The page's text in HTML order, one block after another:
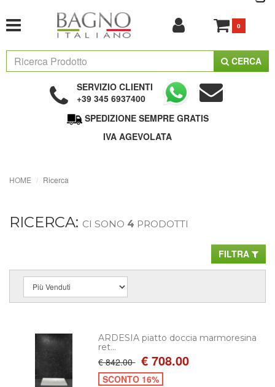
0
CERCA
SERVIZIO CLIENTI
+39 345 6937400
SPEDIZIONE SEMPRE GRATIS
IVA AGEVOLATA
HOME Ricerca
RICERCA: CI SONO 4 PRODOTTI
FILTRA
ARDESIA piatto doccia marmoresina
ret...
€ 842.00 € 708.00
SCONTO 16%